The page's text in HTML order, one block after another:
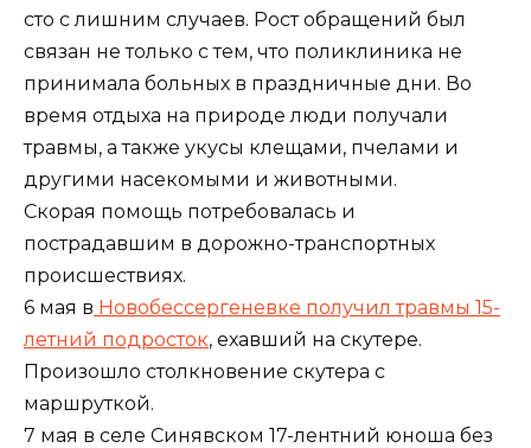
сто с лишним случаев. Рост обращений был
связан не только с тем, что поликлиника не
принимала больных в праздничные дни. Во
время отдыха на природе люди получали
травмы, а также укусы клещами, пчелами и
другими насекомыми и животными.
Скорая помощь потребовалась и
пострадавшим в дорожно-транспортных
происшествиях.
6 мая в Новобессергеневке получил травмы 15-
летний подросток, ехавший на скутере.
Произошло столкновение скутера с
маршруткой.
7 мая в селе Синявском 17-лентний юноша без